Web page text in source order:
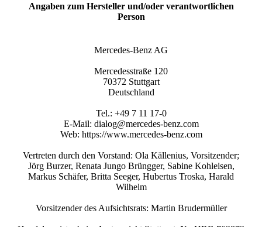
Angaben zum Hersteller und/oder verantwortlichen
Person
Mercedes-Benz AG
Mercedesstraße 120
70372 Stuttgart
Deutschland
Tel.: +49 7 11 17-0
E-Mail: dialog@mercedes-benz.com
Web: https://www.mercedes-benz.com
Vertreten durch den Vorstand: Ola Källenius, Vorsitzender;
Jörg Burzer, Renata Jungo Brüngger, Sabine Kohleisen,
Markus Schäfer, Britta Seeger, Hubertus Troska, Harald
Wilhelm
Vorsitzender des Aufsichtsrats: Martin Brudermüller